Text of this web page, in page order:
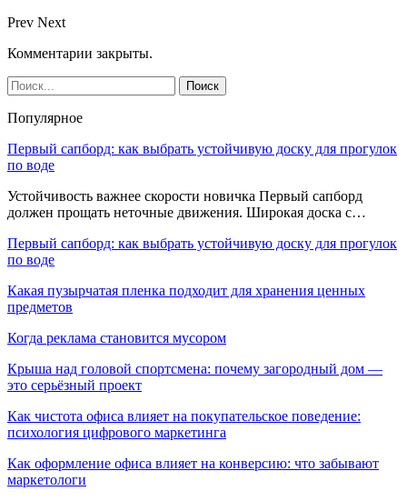
Prev Next
Комментарии закрыты.
Популярное
Первый сапборд: как выбрать устойчивую доску для прогулок
по воде
Устойчивость важнее скорости новичка Первый сапборд
должен прощать неточные движения. Широкая доска с…
Первый сапборд: как выбрать устойчивую доску для прогулок
по воде
Какая пузырчатая пленка подходит для хранения ценных
предметов
Когда реклама становится мусором
Крыша над головой спортсмена: почему загородный дом —
это серьёзный проект
Как чистота офиса влияет на покупательское поведение:
психология цифрового маркетинга
Как оформление офиса влияет на конверсию: что забывают
маркетологи